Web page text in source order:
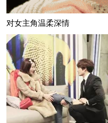
对女主角温柔深情